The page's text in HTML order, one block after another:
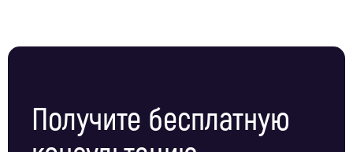
административных объектов в Вороновском поселении
оказывает ЧОП “Амулет”.
Виды физической охраны
Задача ЧОП — предоставить заказчику
Получите бесплатную